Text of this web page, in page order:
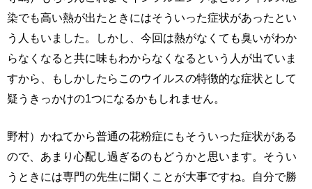
染でも高い熱が出たときにはそういった症状があったとい
う人もいました。しかし、今回は熱がなくても臭いがわか
らなくなると共に味もわからなくなるという人が出ていま
すから、もしかしたらこのウイルスの特徴的な症状として
疑うきっかけの1つになるかもしれません。
野村）かねてから普通の花粉症にもそういった症状がある
ので、あまり心配し過ぎるのもどうかと思います。そうい
うときには専門の先生に聞くことが大事ですね。自分で勝